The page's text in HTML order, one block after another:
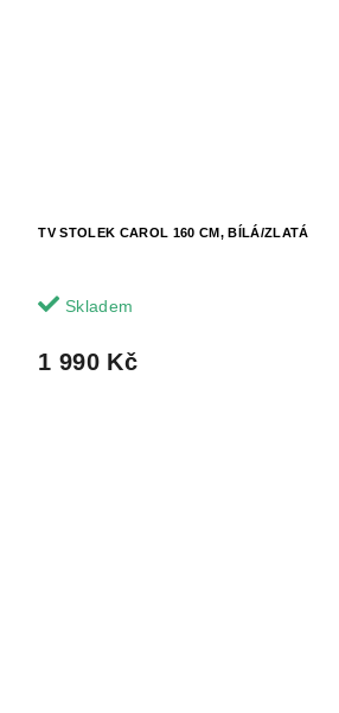
TV STOLEK CAROL 160 CM, BÍLÁ/ZLATÁ
Skladem
1 990 Kč